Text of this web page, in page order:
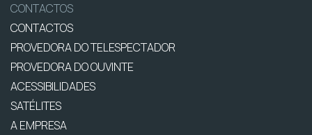
CONTACTOS
CONTACTOS
PROVEDORA DO TELESPECTADOR
PROVEDORA DO OUVINTE
ACESSIBILIDADES
SATÉLITES
A EMPRESA